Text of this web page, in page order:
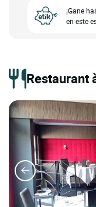
¡Gane
en este
Restaurant